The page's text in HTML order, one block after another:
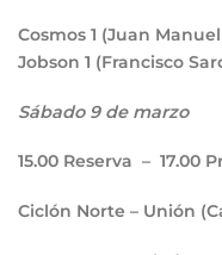
Cosmos 1 (Juan
Jobson 1 (Francisco
Sábado 9 de marzo
15.00 Reserva – 17.00
Ciclón Norte – Unión